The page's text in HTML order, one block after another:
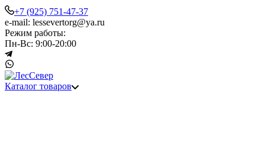
+7 (925) 751-47-37
e-mail: lessevertorg@ya.ru
Режим работы:
Пн-Вс: 9:00-20:00
Каталог товаров